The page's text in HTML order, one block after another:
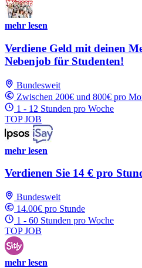
mehr lesen
Verdiene Geld mit deinen
Nebenjob für Studenten!
Bundesweit
Zwischen 200€ und 800€ pro
1 - 12 Stunden pro Woche
TOP JOB
mehr lesen
Verdienen Sie 14 € pro
Bundesweit
14.00€ pro Stunde
1 - 60 Stunden pro Woche
TOP JOB
mehr lesen